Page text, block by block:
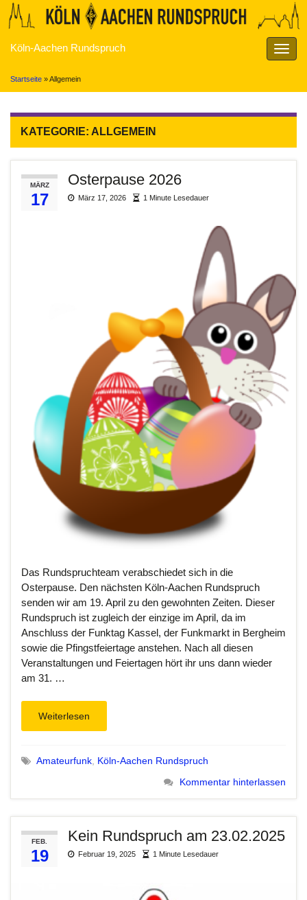
Köln-Aachen Rundspruch
Startseite »Allgemein
KATEGORIE: ALLGEMEIN
MÄRZ
17
Osterpause 2026
März 17, 2026 1 Minute Lesedauer
Das Rundspruchteam verabschiedet sich in die
Osterpause. Den nächsten Köln-Aachen Rundspruch
senden wir am 19. April zu den gewohnten Zeiten. Dieser
Rundspruch ist zugleich der einzige im April, da im
Anschluss der Funktag Kassel, der Funkmarkt in Bergheim
sowie die Pfingstfeiertage anstehen. Nach all diesen
Veranstaltungen und Feiertagen hört ihr uns dann wieder
am 31. …
Weiterlesen
Amateurfunk, Köln-Aachen Rundspruch
Kommentar hinterlassen
FEB.
19
Kein Rundspruch am 23.02.2025
Februar 19, 2025 1 Minute Lesedauer